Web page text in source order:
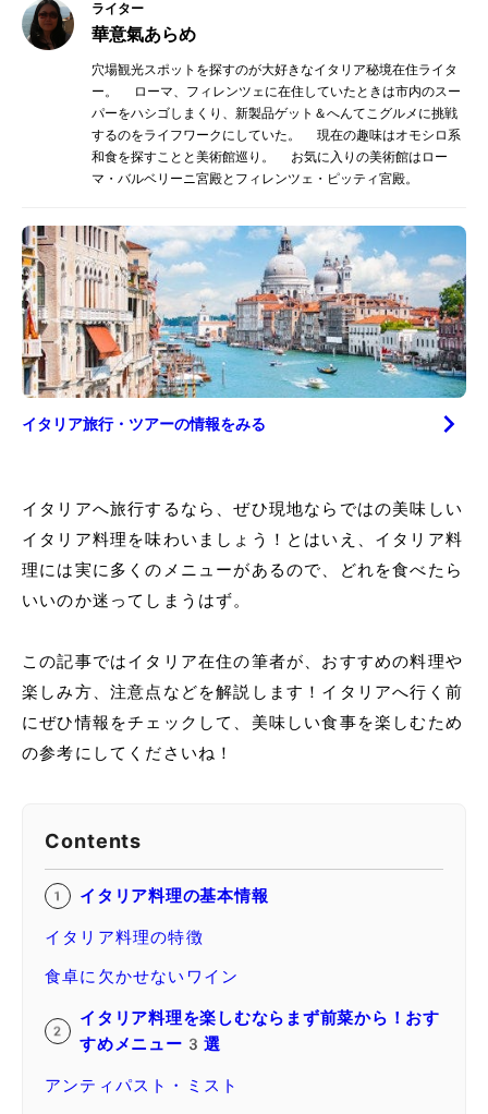
ライター
華意氣あらめ
穴場観光スポットを探すのが大好きなイタリア秘境在住ライタ
ー。 ローマ、フィレンツェに在住していたときは市内のスー
パーをハシゴしまくり、新製品ゲット＆へんてこグルメに挑戦
するのをライフワークにしていた。 現在の趣味はオモシロ系
和食を探すことと美術館巡り。 お気に入りの美術館はロー
マ・バルベリーニ宮殿とフィレンツェ・ピッティ宮殿。
イタリア旅行・ツアーの情報をみる
イタリアへ旅行するなら、ぜひ現地ならではの美味しい
イタリア料理を味わいましょう！とはいえ、イタリア料
理には実に多くのメニューがあるので、どれを食べたら
いいのか迷ってしまうはず。
この記事ではイタリア在住の筆者が、おすすめの料理や
楽しみ方、注意点などを解説します！イタリアへ行く前
にぜひ情報をチェックして、美味しい食事を楽しむため
の参考にしてくださいね！
Contents
イタリア料理の基本情報
イタリア料理の特徴
食卓に欠かせないワイン
イタリア料理を楽しむならまず前菜から！おす
すめメニュー3選
アンティパスト・ミスト